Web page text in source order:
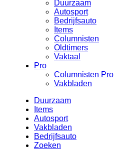
Duurzaam
Autosport
Bedrijfsauto
Items
Columnisten
Oldtimers
Vaktaal
Pro
Columnisten Pro
Vakbladen
Duurzaam
Items
Autosport
Vakbladen
Bedrijfsauto
Zoeken